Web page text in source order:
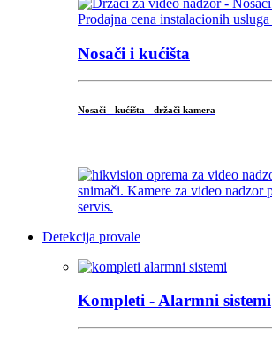
Nosači i kućišta
Nosači - kućišta - držači kamera
Detekcija provale
Kompleti - Alarmni sistemi